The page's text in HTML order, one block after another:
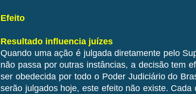
Efeito
Resultado influencia juízes
Quando uma ação é julgada diretamente pelo
não passa por outras instâncias, a decisão tem
ser obedecida por todo o Poder Judiciário do
serão julgados hoje, este efeito não existe. Cada